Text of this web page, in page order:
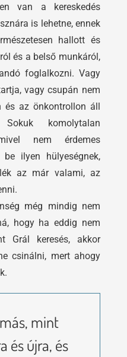
van a kereskedés
is lehetne, ennek
hallott és
és a belső munkáról,
foglalkozni. Vagy
vagy csupán nem
és az önkontrollon áll
komolytalan
nem érdemes
ilyen hülyeségnek,
az már valami, az
még mindig nem
hogy ha eddig nem
Grál keresés, akkor
csinálni, mert ahogy
mint
és újra, és